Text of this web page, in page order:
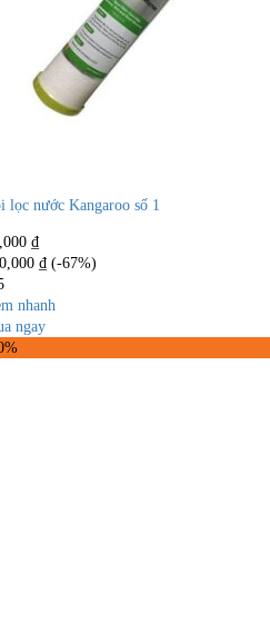
lọc nước Kangaroo số 1
₫
₫ (-67%)
nhanh
ngay